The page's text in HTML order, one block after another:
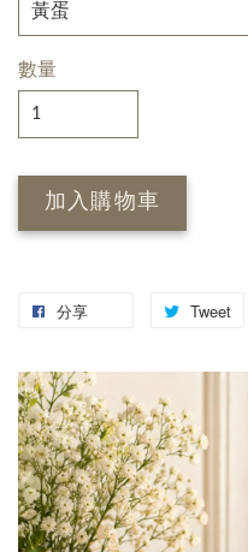
數量
加入購物車
分享 Tweet